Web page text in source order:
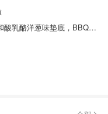
-0.27%
53.96%（19种Pringles品客薯片排名 - 原味和酸乳酪洋葱味垫底，BBQ挤进TOP5，最好吃是TA！